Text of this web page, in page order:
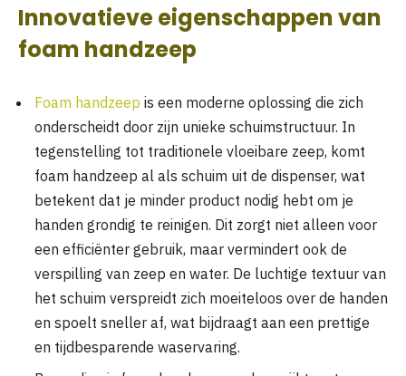
Innovatieve eigenschappen van
foam handzeep
Foam handzeep is een moderne oplossing die zich
onderscheidt door zijn unieke schuimstructuur. In
tegenstelling tot traditionele vloeibare zeep, komt
foam handzeep al als schuim uit de dispenser, wat
betekent dat je minder product nodig hebt om je
handen grondig te reinigen. Dit zorgt niet alleen voor
een efficiënter gebruik, maar vermindert ook de
verspilling van zeep en water. De luchtige textuur van
het schuim verspreidt zich moeiteloos over de handen
en spoelt sneller af, wat bijdraagt aan een prettige
en tijdbesparende waservaring.